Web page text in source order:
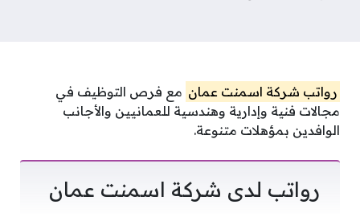
رواتب شركة اسمنت عمان مع فرص التوظيف في
مجالات فنية وإدارية وهندسية للعمانيين والأجانب
الوافدين بمؤهلات متنوعة.
رواتب لدى شركة اسمنت عمان